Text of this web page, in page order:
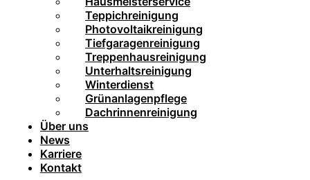
Teppichreinigung
Photovoltaikreinigung
Tiefgaragenreinigung
Treppenhausreinigung
Unterhaltsreinigung
Winterdienst
Grünanlagenpflege
Dachrinnenreinigung
Über uns
News
Karriere
Kontakt